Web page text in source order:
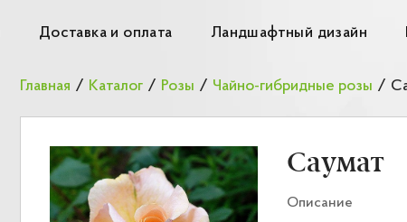
Доставка и оплата Ландшафтный дизайн
Главная / Каталог / Розы / Чайно-гибридные розы /
Саумат
Описание